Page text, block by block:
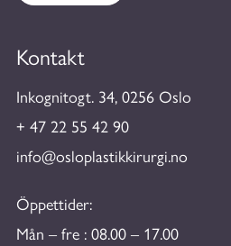
Kontakt
Inkognitogt. 34, 0256 Oslo
+ 47 22 55 42 90
info@osloplastikkirurgi.no
Öppettider:
Mån – fre : 08.00 – 17.00